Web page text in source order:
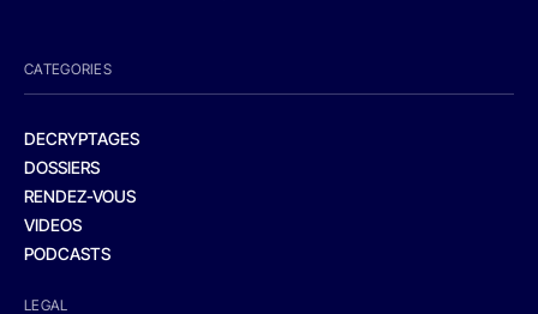
CATEGORIES
DECRYPTAGES
DOSSIERS
RENDEZ-VOUS
VIDEOS
PODCASTS
LEGAL